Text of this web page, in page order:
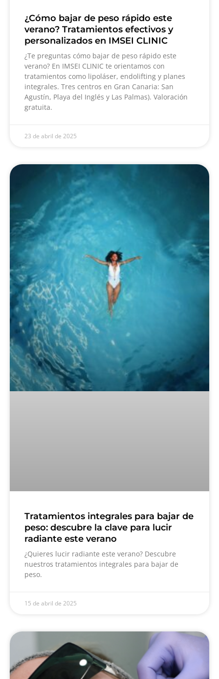
¿Cómo bajar de peso rápido este
verano? Tratamientos efectivos y
personalizados en IMSEI CLINIC
¿Te preguntas cómo bajar de peso rápido este
verano? En IMSEI CLINIC te orientamos con
tratamientos como lipoláser, endolifting y planes
integrales. Tres centros en Gran Canaria: San
Agustín, Playa del Inglés y Las Palmas). Valoración
gratuita.
23 de abril de 2025
Tratamientos integrales para bajar de
peso: descubre la clave para lucir
radiante este verano
¿Quieres lucir radiante este verano? Descubre
nuestros tratamientos integrales para bajar de
peso.
15 de abril de 2025